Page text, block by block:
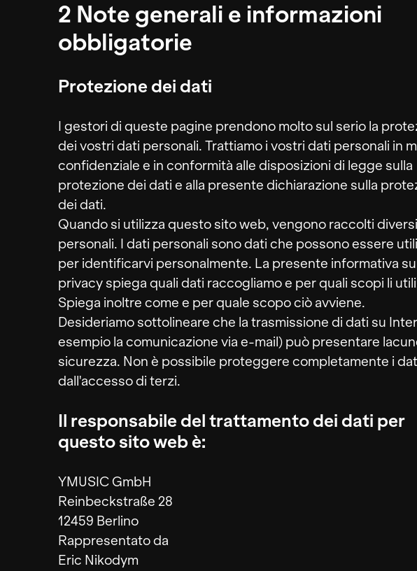
2 Note generali e informazioni
obbligatorie
Protezione dei dati
I gestori di queste pagine prendono molto sul serio la
dei vostri dati personali. Trattiamo i vostri dati personali in
confidenziale e in conformità alle disposizioni di legge sulla
protezione dei dati e alla presente dichiarazione sulla
dei dati.
Quando si utilizza questo sito web, vengono raccolti
personali. I dati personali sono dati che possono essere
per identificarvi personalmente. La presente informativa
privacy spiega quali dati raccogliamo e per quali scopi li
Spiega inoltre come e per quale scopo ciò avviene.
Desideriamo sottolineare che la trasmissione di dati su
esempio la comunicazione via e-mail) può presentare
sicurezza. Non è possibile proteggere completamente i
dall'accesso di terzi.
Il responsabile del trattamento dei dati per
questo sito web è:
YMUSIC GmbH
Reinbeckstraße 28
12459 Berlino
Rappresentato da
Eric Nikodym